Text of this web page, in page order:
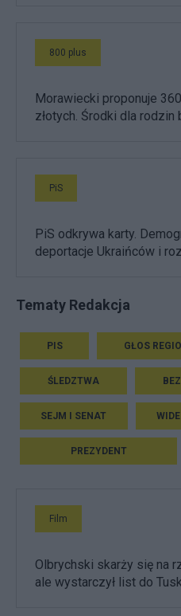
800 plus
Morawiecki proponuje
złotych. Środki dla rodzin
PiS
PiS odkrywa karty.
deportacje Ukraińców i
Tematy Redakcja
PIS GŁOS
ŚLEDZTWA
SEJM I SENAT
PREZYDENT
Film
Olbrychski skarży się na
ale wystarczył list do